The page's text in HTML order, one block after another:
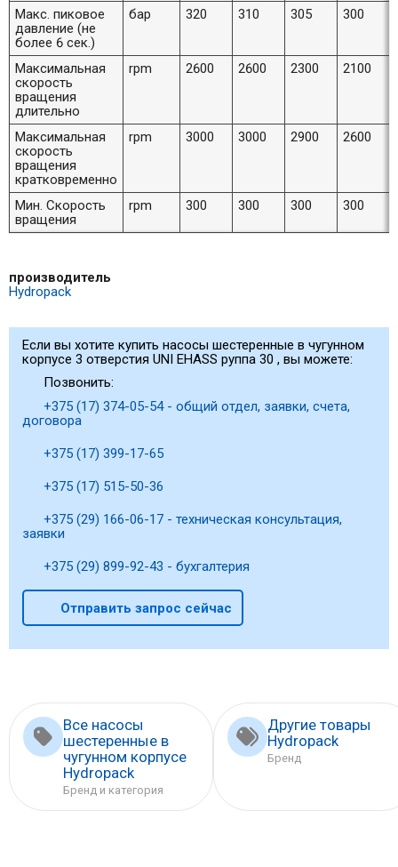
Макс. пиковое
давление (не
более 6 сек.)
бар 320 310 305 300
Максимальная
скорость
вращения
длительно
rpm 2600 2600 2300 2100
Максимальная
скорость
вращения
кратковременно
rpm 3000 3000 2900 2600
Мин. Скорость
вращения
rpm 300 300 300 300
производитель
Hydropack
Если вы хотите купить насосы шестеренные в чугунном
корпусе 3 отверстия UNI EHASS руппа 30 , вы можете:
Позвонить:
+375 (17) 374-05-54 - общий отдел, заявки, счета,
договора
+375 (17) 399-17-65
+375 (17) 515-50-36
+375 (29) 166-06-17 - техническая консультация,
заявки
+375 (29) 899-92-43 - бухгалтерия
Отправить запрос сейчас
Все насосы
шестеренные в
чугунном корпусе
Hydropack
Бренд и категория
Другие товары
Hydropack
Бренд